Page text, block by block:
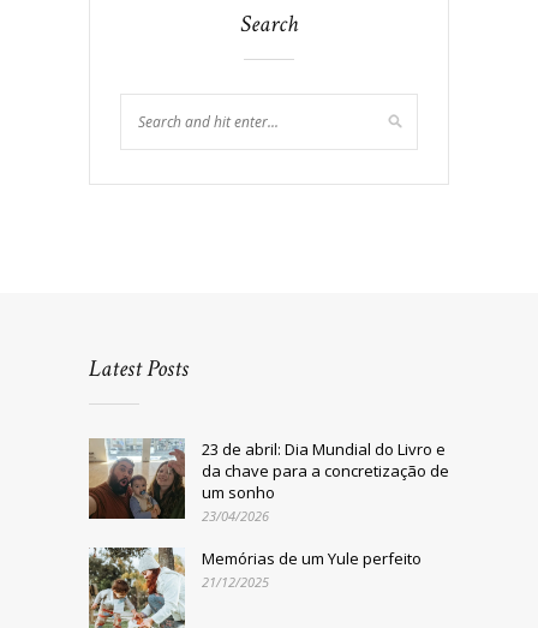
Search
Latest Posts
23 de abril: Dia Mundial do Livro e
da chave para a concretização de
um sonho
23/04/2026
Memórias de um Yule perfeito
21/12/2025